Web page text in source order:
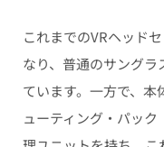
これまでのVRヘッド
なり、普通のサング
ています。一方で、
ューティング・パッ